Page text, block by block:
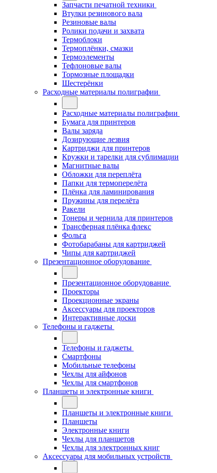
Запчасти печатной техники
Втулки резинового вала
Резиновые валы
Ролики подачи и захвата
Термоблоки
Термоплёнки, смазки
Термоэлементы
Тефлоновые валы
Тормозные площадки
Шестерёнки
Расходные материалы полиграфии
Расходные материалы полиграфии
Бумага для принтеров
Валы заряда
Дозирующие лезвия
Картриджи для принтеров
Кружки и тарелки для сублимации
Магнитные валы
Обложки для переплёта
Папки для термоперелёта
Плёнка для ламинирования
Пружины для перелёта
Ракели
Тонеры и чернила для принтеров
Трансферная плёнка флекс
Фольга
Фотобарабаны для картриджей
Чипы для картриджей
Презентационное оборудование
Презентационное оборудование
Проекторы
Проекционные экраны
Аксессуары для проекторов
Интерактивные доски
Телефоны и гаджеты
Телефоны и гаджеты
Смартфоны
Мобильные телефоны
Чехлы для айфонов
Чехлы для смартфонов
Планшеты и электронные книги
Планшеты и электронные книги
Планшеты
Электронные книги
Чехлы для планшетов
Чехлы для электронных книг
Аксессуары для мобильных устройств